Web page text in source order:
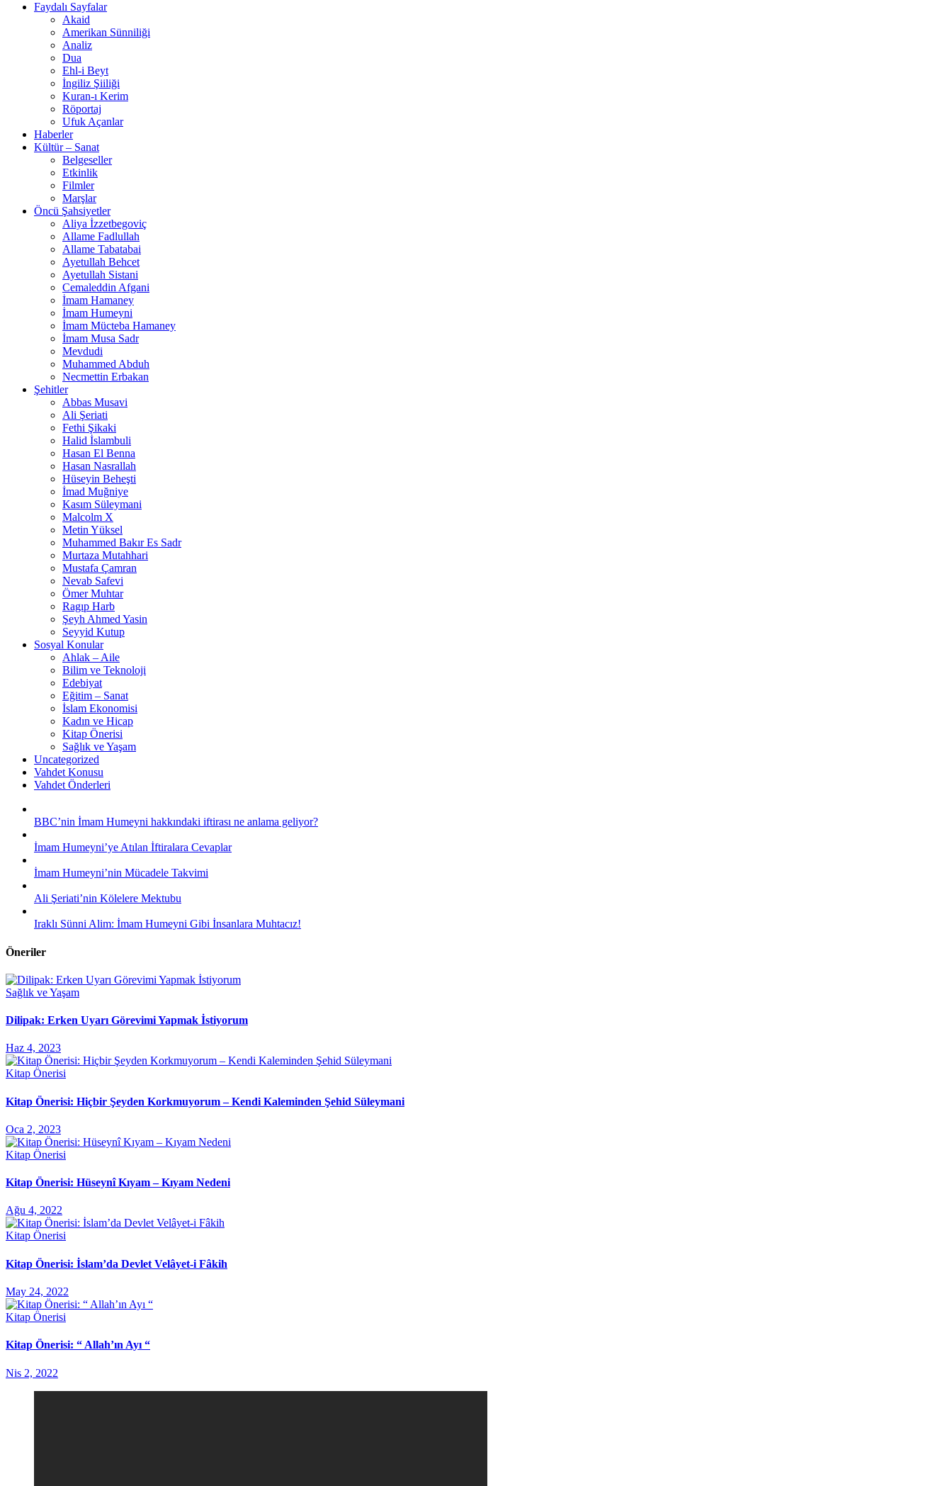
Faydalı Sayfalar
Akaid
Amerikan Sünniliği
Analiz
Dua
Ehl-i Beyt
İngiliz Şiiliği
Kuran-ı Kerim
Röportaj
Ufuk Açanlar
Haberler
Kültür – Sanat
Belgeseller
Etkinlik
Filmler
Marşlar
Öncü Şahsiyetler
Aliya İzzetbegoviç
Allame Fadlullah
Allame Tabatabai
Ayetullah Behcet
Ayetullah Sistani
Cemaleddin Afgani
İmam Hamaney
İmam Humeyni
İmam Mücteba Hamaney
İmam Musa Sadr
Mevdudi
Muhammed Abduh
Necmettin Erbakan
Şehitler
Abbas Musavi
Ali Şeriati
Fethi Şikaki
Halid İslambuli
Hasan El Benna
Hasan Nasrallah
Hüseyin Beheşti
İmad Muğniye
Kasım Süleymani
Malcolm X
Metin Yüksel
Muhammed Bakır Es Sadr
Murtaza Mutahhari
Mustafa Çamran
Nevab Safevi
Ömer Muhtar
Ragıp Harb
Şeyh Ahmed Yasin
Seyyid Kutup
Sosyal Konular
Ahlak – Aile
Bilim ve Teknoloji
Edebiyat
Eğitim – Sanat
İslam Ekonomisi
Kadın ve Hicap
Kitap Önerisi
Sağlık ve Yaşam
Uncategorized
Vahdet Konusu
Vahdet Önderleri
BBC’nin İmam Humeyni hakkındaki iftirası ne anlama geliyor?
İmam Humeyni’ye Atılan İftiralara Cevaplar
İmam Humeyni’nin Mücadele Takvimi
Ali Şeriati’nin Kölelere Mektubu
Iraklı Sünni Alim: İmam Humeyni Gibi İnsanlara Muhtacız!
Öneriler
Sağlık ve Yaşam
Dilipak: Erken Uyarı Görevimi Yapmak İstiyorum
Haz 4, 2023
Kitap Önerisi
Kitap Önerisi: Hiçbir Şeyden Korkmuyorum – Kendi Kaleminden Şehid Süleymani
Oca 2, 2023
Kitap Önerisi
Kitap Önerisi: Hüseynî Kıyam – Kıyam Nedeni
Ağu 4, 2022
Kitap Önerisi
Kitap Önerisi: İslam’da Devlet Velâyet-i Fâkih
May 24, 2022
Kitap Önerisi
Kitap Önerisi: “ Allah’ın Ayı “
Nis 2, 2022